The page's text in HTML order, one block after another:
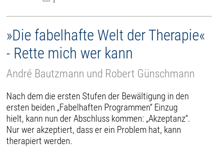
»Die fabelhafte Welt der Therapie«
- Rette mich wer kann
André Bautzmann und Robert Günschmann
Nach dem die ersten Stufen der Bewältigung in den
ersten beiden „Fabelhaften Programmen“ Einzug
hielt, kann nun der Abschluss kommen: „Akzeptanz“.
Nur wer akzeptiert, dass er ein Problem hat, kann
therapiert werden.